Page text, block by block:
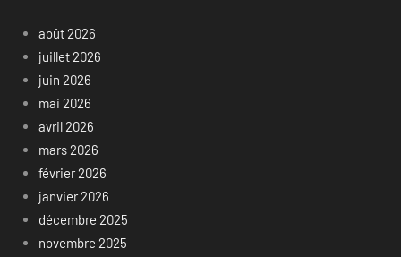
août 2026
juillet 2026
juin 2026
mai 2026
avril 2026
mars 2026
février 2026
janvier 2026
décembre 2025
novembre 2025